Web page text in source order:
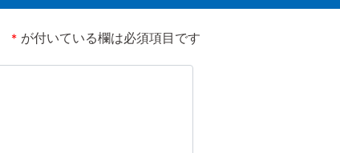
* が付いている欄は必須項目です